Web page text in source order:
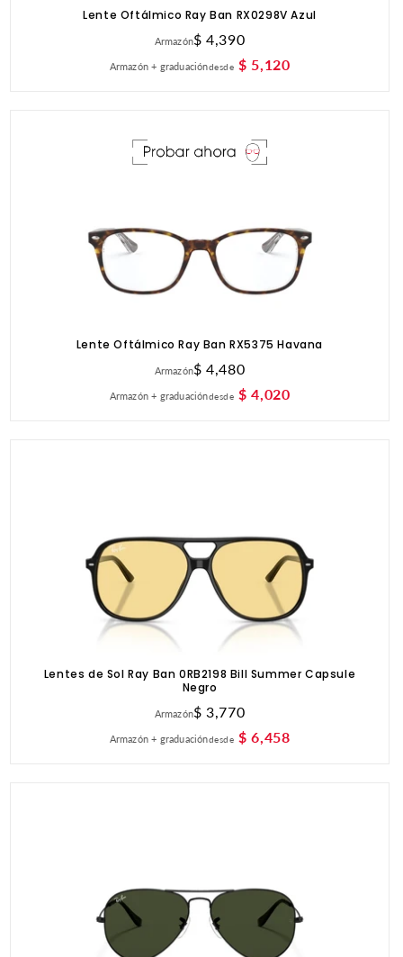
Lente Oftálmico Ray Ban RX0298V Azul
ArmazónPrecio
habitual
$ 4,390
Armazón + graduacióndesde $ 5,120
Lente Oftálmico Ray Ban RX5375 Havana
ArmazónPrecio
habitual
$ 4,480
Armazón + graduacióndesde $ 4,020
Lentes de Sol Ray Ban 0RB2198 Bill Summer Capsule
Negro
ArmazónPrecio
habitual
$ 3,770
Armazón + graduacióndesde $ 6,458